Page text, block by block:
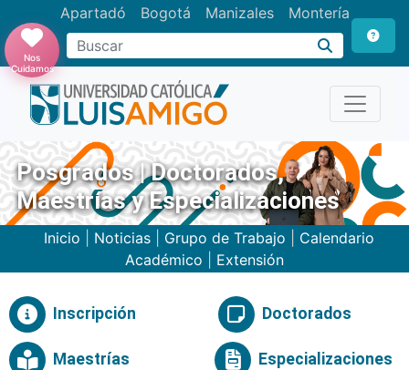
Apartadó Bogotá Manizales Montería
Buscar
Nos
Cuidamos
Posgrados | Doctorados,
Maestrías y Especializaciones
Inicio Noticias Grupo de Trabajo
Calendario
Académico
Extensión
Inscripción Doctorados
Maestrías Especializaciones